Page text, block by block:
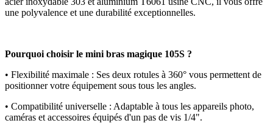
une polyvalence et une durabilité exceptionnelles.
Pourquoi choisir le mini bras magique 105S ?
• Flexibilité maximale : Ses deux rotules à 360° vous permettent de
positionner votre équipement sous tous les angles.
• Compatibilité universelle : Adaptable à tous les appareils photo,
caméras et accessoires équipés d'un pas de vis 1/4".